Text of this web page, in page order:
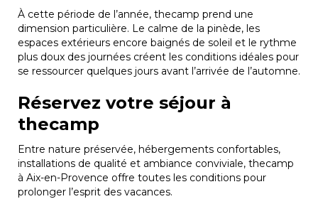
À cette période de l’année, thecamp prend une
dimension particulière. Le calme de la pinède, les
espaces extérieurs encore baignés de soleil et le rythme
plus doux des journées créent les conditions idéales pour
se ressourcer quelques jours avant l’arrivée de l’automne.
Réservez votre séjour à
thecamp
Entre nature préservée, hébergements confortables,
installations de qualité et ambiance conviviale, thecamp
à Aix-en-Provence offre toutes les conditions pour
prolonger l’esprit des vacances.